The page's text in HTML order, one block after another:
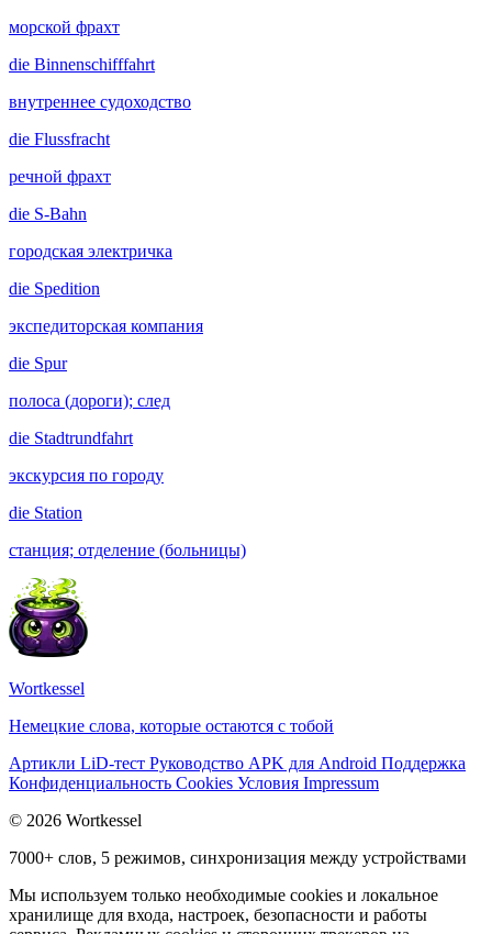
морской фрахт
die Binnenschifffahrt
внутреннее судоходство
die Flussfracht
речной фрахт
die S-Bahn
городская электричка
die Spedition
экспедиторская компания
die Spur
полоса (дороги); след
die Stadtrundfahrt
экскурсия по городу
die Station
станция; отделение (больницы)
Wortkessel
Немецкие слова, которые остаются с тобой
Артикли LiD-тест Руководство APK для Android Поддержка
Конфиденциальность Cookies Условия Impressum
© 2026 Wortkessel
7000+ слов, 5 режимов, синхронизация между устройствами
Мы используем только необходимые cookies и локальное
хранилище для входа, настроек, безопасности и работы